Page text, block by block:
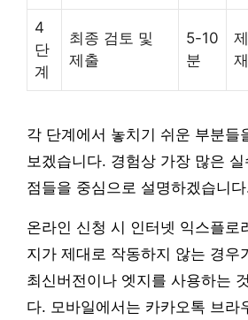
4
단
계
최종 검토 및
제출
5-10
분
각 단계에서 놓치기 쉬운 부분들
보겠습니다. 경험상 가장 많은
점들을 중심으로 설명하겠습니
온라인 신청 시 인터넷 익스플로
지가 제대로 작동하지 않는 경우
최신버전이나 엣지를 사용하는
다. 모바일에서는 카카오톡 브라